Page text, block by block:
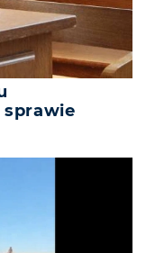
sprawie